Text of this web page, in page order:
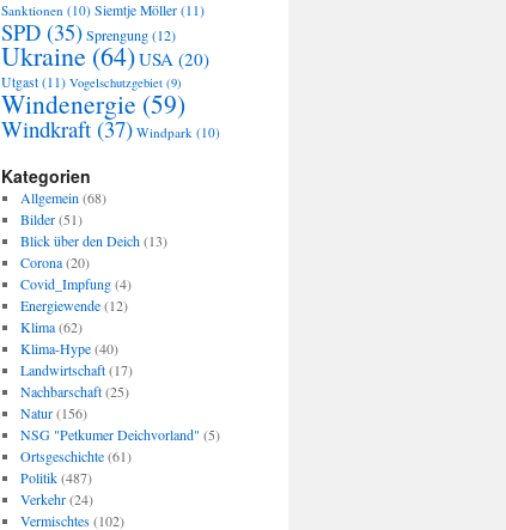
Sanktionen (10) Siemtje Möller (11)
SPD (35)Sprengung(12)
Ukraine (64)USA (20)
Utgast (11) Vogelschutzgebiet (9)
Windenergie (59)
Windkraft (37) Windpark (10)
Kategorien
Allgemein (68)
Bilder(51)
Blick über den Deich(13)
Corona(20)
Covid_Impfung(4)
Energiewende(12)
Klima(62)
Klima-Hype(40)
Landwirtschaft(17)
Nachbarschaft(25)
Natur(156)
NSG "Petkumer Deichvorland" (5)
Ortsgeschichte(61)
Politik(487)
Verkehr(24)
Vermischtes(102)